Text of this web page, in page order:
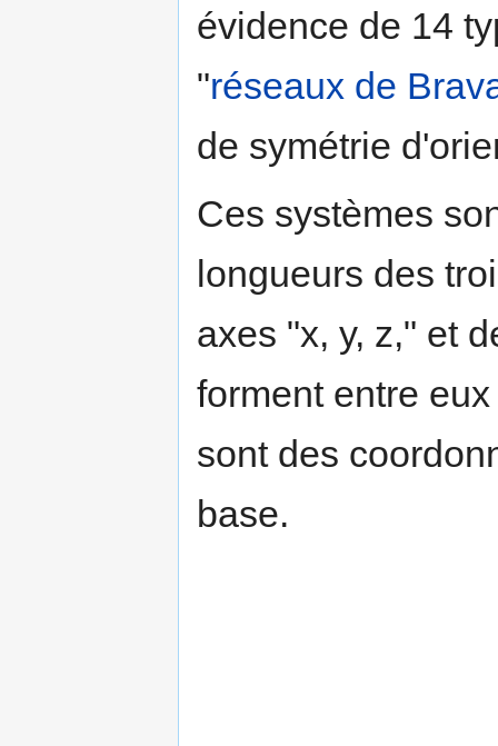
évidence de 14
"réseaux de
de symétrie
Ces systèmes
longueurs des
axes "x, y, z," et
forment entre
sont des
base.